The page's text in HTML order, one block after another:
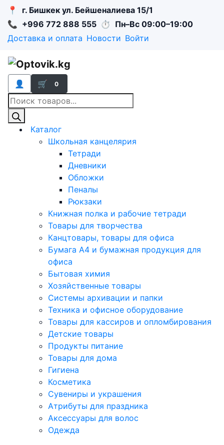
📍
г. Бишкек ул. Бейшеналиева 15/1
📞 +996 772 888 555 ⏱ Пн–Вс 09:00–19:00
Доставка и оплата Новости Войти
👤 🛒 0
Поиск
товаров
Каталог
Школьная канцелярия
Тетради
Дневники
Обложки
Пеналы
Рюкзаки
Книжная полка и рабочие тетради
Товары для творчества
Канцтовары, товары для офиса
Бумага А4 и бумажная продукция для
офиса
Бытовая химия
Хозяйственные товары
Системы архивации и папки
Техника и офисное оборудование
Товары для кассиров и опломбирования
Детские товары
Продукты питание
Товары для дома
Гигиена
Косметика
Сувениры и украшения
Атрибуты для праздника
Аксеcсуары для волос
Одежда